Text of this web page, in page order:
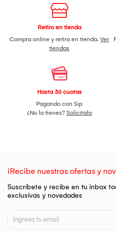
Retiro en tienda
Compra online y retira en tienda. Ver
tiendas
Hasta 36 cuotas
Pagando con Sip
¿No la tienes? Solicítala
¡Recibe nuestras ofertas y
Suscríbete y recibe en tu inbox
exclusivas y novedades